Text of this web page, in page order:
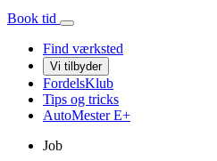
Book tid
Find værksted
Vi tilbyder
FordelsKlub
Tips og tricks
AutoMesterE+
Job